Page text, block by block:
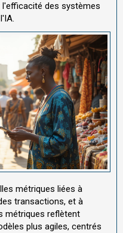
des systèmes
métriques liées à
transactions, et à
métriques reflètent
plus agiles, centrés